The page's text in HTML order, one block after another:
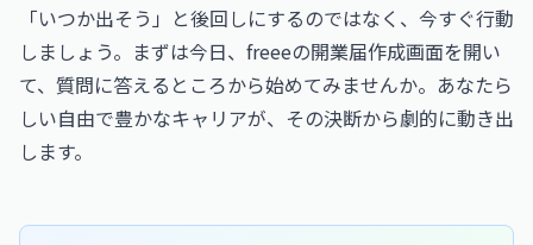
「いつか出そう」と後回しにするのではなく、今すぐ行動
しましょう。まずは今日、freeeの開業届作成画面を開い
て、質問に答えるところから始めてみませんか。あなたら
しい自由で豊かなキャリアが、その決断から劇的に動き出
します。